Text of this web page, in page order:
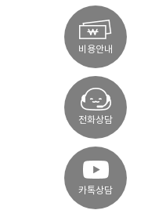
비용안내
전화상담
카톡상담